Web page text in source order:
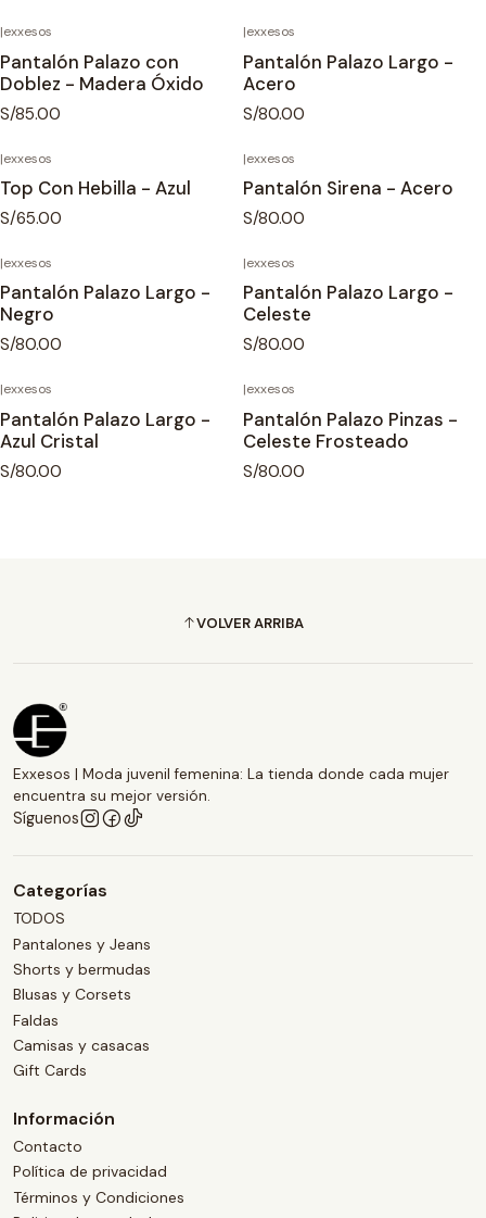
|exxesos
Pantalón Palazo con
Doblez - Madera Óxido
S/85.00
|exxesos
Pantalón Palazo Largo -
Acero
S/80.00
|exxesos
Top Con Hebilla - Azul
S/65.00
|exxesos
Pantalón Sirena - Acero
S/80.00
|exxesos
Pantalón Palazo Largo -
Negro
S/80.00
|exxesos
Pantalón Palazo Largo -
Celeste
S/80.00
|exxesos
Pantalón Palazo Largo -
Azul Cristal
S/80.00
|exxesos
Pantalón Palazo Pinzas -
Celeste Frosteado
S/80.00
VOLVER ARRIBA
Exxesos | Moda juvenil femenina: La tienda donde cada mujer
encuentra su mejor versión.
Síguenos
Categorías
TODOS
Pantalones y Jeans
Shorts y bermudas
Blusas y Corsets
Faldas
Camisas y casacas
Gift Cards
Información
Contacto
Política de privacidad
Términos y Condiciones